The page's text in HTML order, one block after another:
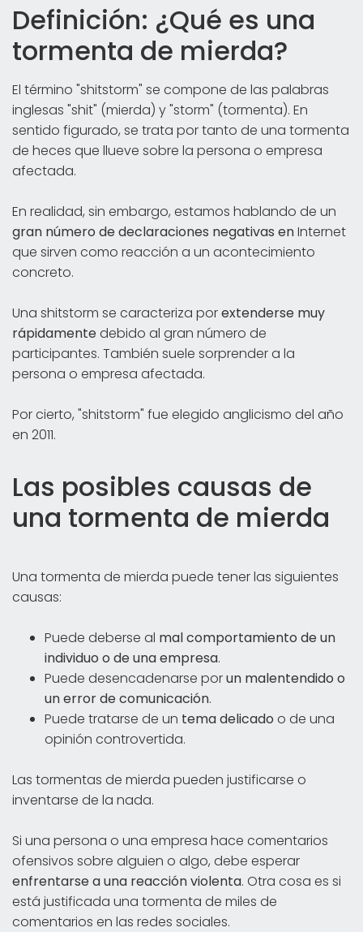
Definición: ¿Qué es una
tormenta de mierda?
El término "shitstorm" se compone de las palabras
inglesas "shit" (mierda) y "storm" (tormenta). En
sentido figurado, se trata por tanto de una tormenta
de heces que llueve sobre la persona o empresa
afectada.
En realidad, sin embargo, estamos hablando de un
gran número de declaraciones negativas enInternet
que sirven como reacción a un acontecimiento
concreto.
Una shitstorm se caracteriza porextenderse muy
rápidamentedebido al gran número de
participantes. También suele sorprender a la
persona o empresa afectada.
Por cierto, "shitstorm" fue elegido anglicismo del año
en 2011.
Las posibles causas de
una tormenta de mierda
Una tormenta de mierda puede tener las siguientes
causas:
Puede deberse al mal comportamiento de un
individuo o de una empresa.
Puede desencadenarse porun malentendido o
un error de comunicación.
Puede tratarse de un tema delicado o de una
opinión controvertida.
Las tormentas de mierda pueden justificarse o
inventarse de la nada.
Si una persona o una empresa hace comentarios
ofensivos sobre alguien o algo, debe esperar
enfrentarse a una reacción violenta. Otra cosa es si
está justificada una tormenta de miles de
comentarios en las redes sociales.